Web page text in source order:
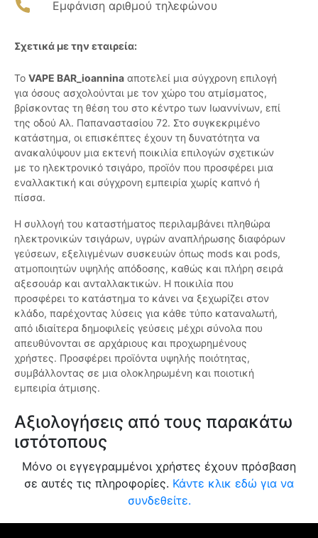
Εμφάνιση αριθμού τηλεφώνου
Σχετικά με την εταιρεία:
Το VAPE BAR_ioannina αποτελεί μια σύγχρονη επιλογή
για όσους ασχολούνται με τον χώρο του ατμίσματος,
βρίσκοντας τη θέση του στο κέντρο των Ιωαννίνων, επί
της οδού Αλ. Παπαναστασίου 72. Στο συγκεκριμένο
κατάστημα, οι επισκέπτες έχουν τη δυνατότητα να
ανακαλύψουν μια εκτενή ποικιλία επιλογών σχετικών
με το ηλεκτρονικό τσιγάρο, προϊόν που προσφέρει μια
εναλλακτική και σύγχρονη εμπειρία χωρίς καπνό ή
πίσσα.
Η συλλογή του καταστήματος περιλαμβάνει πληθώρα
ηλεκτρονικών τσιγάρων, υγρών αναπλήρωσης διαφόρων
γεύσεων, εξελιγμένων συσκευών όπως mods και pods,
ατμοποιητών υψηλής απόδοσης, καθώς και πλήρη σειρά
αξεσουάρ και ανταλλακτικών. Η ποικιλία που
προσφέρει το κατάστημα το κάνει να ξεχωρίζει στον
κλάδο, παρέχοντας λύσεις για κάθε τύπο καταναλωτή,
από ιδιαίτερα δημοφιλείς γεύσεις μέχρι σύνολα που
απευθύνονται σε αρχάριους και προχωρημένους
χρήστες. Προσφέρει προϊόντα υψηλής ποιότητας,
συμβάλλοντας σε μια ολοκληρωμένη και ποιοτική
εμπειρία άτμισης.
Αξιολογήσεις από τους παρακάτω
ιστότοπους
Μόνο οι εγγεγραμμένοι χρήστες έχουν πρόσβαση
σε αυτές τις πληροφορίες. Κάντε κλικ εδώ για να
συνδεθείτε.